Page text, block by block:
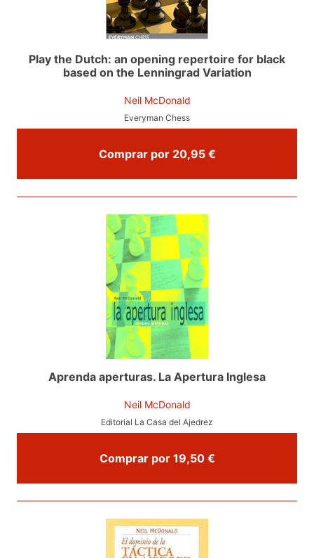
Play the Dutch: an opening repertoire for black
based on the Lenningrad Variation
Neil McDonald
Everyman Chess
Comprar por 20,95 €
Aprenda aperturas. La Apertura Inglesa
Neil McDonald
Editorial La Casa del Ajedrez
Comprar por 19,50 €